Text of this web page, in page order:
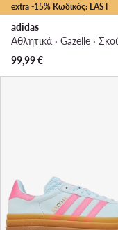
extra -15% Κωδικός: LAST
adidas
99,99€